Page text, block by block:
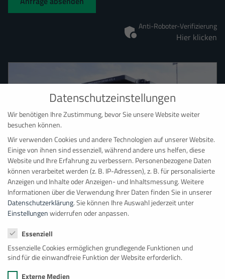
Anti-Roboter-Verifizierung
Hier klicken
Hauptdepot Bonn
BAUMANN CONTAINER RAUMSYSTEME
Ernst-Robert-Curtius-Straße 4
53117Bonn
+49 228 98 98 081
info@baumanncontainer.de
Datenschutzeinstellungen
Wir benötigen Ihre Zustimmung, bevor Sie unsere Website weiter
besuchen können.
Wir verwenden Cookies und andere Technologien auf unserer Website.
Einige von ihnen sind essenziell, während andere uns helfen, diese
Website und Ihre Erfahrung zu verbessern. Personenbezogene Daten
können verarbeitet werden (z. B. IP-Adressen), z. B. für personalisierte
Anzeigen und Inhalte oder Anzeigen- und Inhaltsmessung.Weitere
Informationen über die Verwendung Ihrer Daten finden Sie in unserer
Datenschutzerklärung.Sie können Ihre Auswahl jederzeit unter
Einstellungenwiderrufen oder anpassen.
Essenziell
Essenzielle Cookies ermöglichen grundlegende Funktionen und
sind für die einwandfreie Funktion der Website erforderlich.
Externe Medien